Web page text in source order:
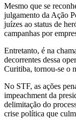
Mesmo que se
julgamento da Ação
juízes ao status de
campanhas por
Entretanto, é na
decorrentes dessa
Curitiba, tornou-se o
No STF, as ações
impeachment da
delimitação do
crise política que